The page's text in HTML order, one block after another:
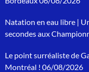
Natation en eau libre |
secondes aux
Le point surréaliste de
Montréal ! 06/08/2026